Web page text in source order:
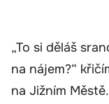
„To si děláš
na nájem?“
na Jižním